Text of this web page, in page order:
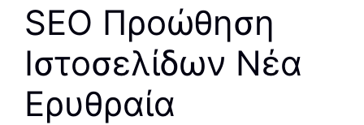
SEO Προώθηση
Ιστοσελίδων Νέα
Ερυθραία